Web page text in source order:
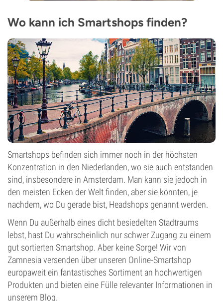
Wo kann ich Smartshops finden?
Smartshops befinden sich immer noch in der höchsten
Konzentration in den Niederlanden, wo sie auch entstanden
sind, insbesondere in Amsterdam. Man kann sie jedoch in
den meisten Ecken der Welt finden, aber sie könnten, je
nachdem, wo Du gerade bist, Headshops genannt werden.
Wenn Du außerhalb eines dicht besiedelten Stadtraums
lebst, hast Du wahrscheinlich nur schwer Zugang zu einem
gut sortierten Smartshop. Aber keine Sorge! Wir von
Zamnesia versenden über unseren Online-Smartshop
europaweit ein fantastisches Sortiment an hochwertigen
Produkten und bieten eine Fülle relevanter Informationen in
unserem Blog.